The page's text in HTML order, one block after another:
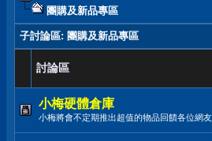
團購及新品專區
子討論區: 團購及新品專區
討論區
小梅硬體倉庫
小梅將會不定期推出超值的物品回饋各位網